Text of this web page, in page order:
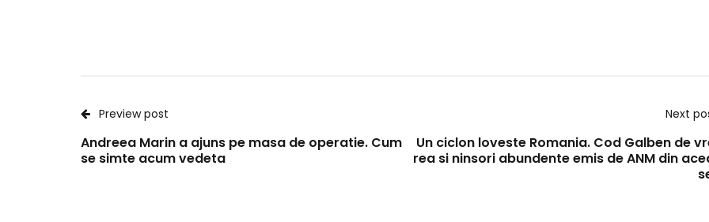
Preview post
Andreea Marin a ajuns pe masa de operatie. Cum
se simte acum vedeta
Next
Un ciclon loveste Romania. Cod Galben de
rea si ninsori abundente emis de ANM din